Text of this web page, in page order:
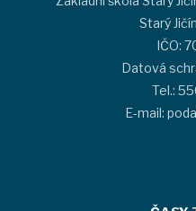
Starý
IČO:
Datová
Tel.:
E-mail: